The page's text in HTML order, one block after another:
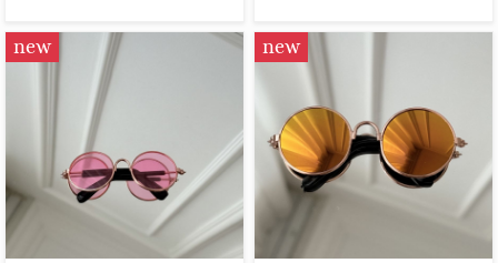
new new